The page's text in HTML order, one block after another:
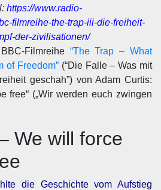
https://www.radio-
filmreihe-the-trap-iii-die-freiheit-
der-zivilisationen/
Filmreihe “The Trap – What
of Freedom” (“Die Falle – Was mit
geschah”) von Adam Curtis:
free“ („Wir werden euch zwingen
We will force
die Geschichte vom Aufstieg